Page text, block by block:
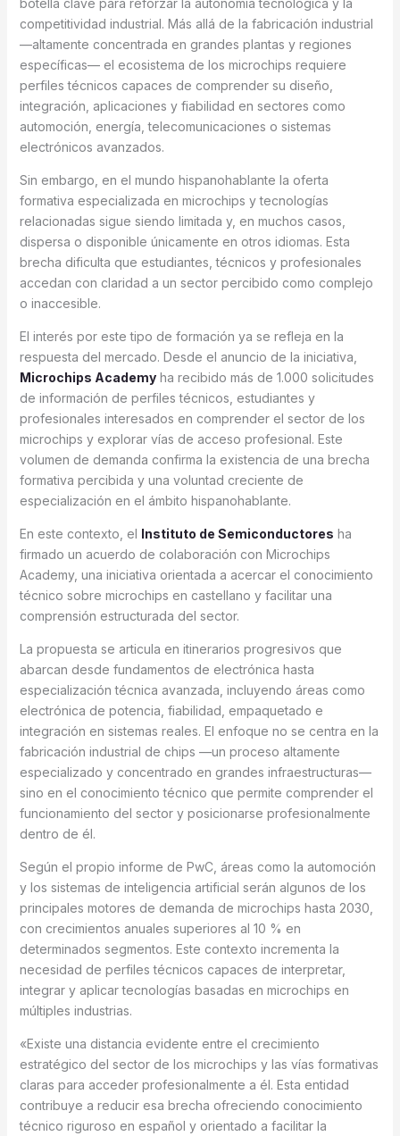
botella clave para reforzar la autonomía tecnológica y la
competitividad industrial. Más allá de la fabricación industrial
—altamente concentrada en grandes plantas y regiones
específicas— el ecosistema de los microchips requiere
perfiles técnicos capaces de comprender su diseño,
integración, aplicaciones y fiabilidad en sectores como
automoción, energía, telecomunicaciones o sistemas
electrónicos avanzados.
Sin embargo, en el mundo hispanohablante la oferta
formativa especializada en microchips y tecnologías
relacionadas sigue siendo limitada y, en muchos casos,
dispersa o disponible únicamente en otros idiomas. Esta
brecha dificulta que estudiantes, técnicos y profesionales
accedan con claridad a un sector percibido como complejo
o inaccesible.
El interés por este tipo de formación ya se refleja en la
respuesta del mercado. Desde el anuncio de la iniciativa,
Microchips Academyha recibido más de 1.000 solicitudes
de información de perfiles técnicos, estudiantes y
profesionales interesados en comprender el sector de los
microchips y explorar vías de acceso profesional. Este
volumen de demanda confirma la existencia de una brecha
formativa percibida y una voluntad creciente de
especialización en el ámbito hispanohablante.
En este contexto, el Instituto de Semiconductores ha
firmado un acuerdo de colaboración con Microchips
Academy, una iniciativa orientada a acercar el conocimiento
técnico sobre microchips en castellano y facilitar una
comprensión estructurada del sector.
La propuesta se articula en itinerarios progresivos que
abarcan desde fundamentos de electrónica hasta
especialización técnica avanzada, incluyendo áreas como
electrónica de potencia, fiabilidad, empaquetado e
integración en sistemas reales. El enfoque no se centra en la
fabricación industrial de chips —un proceso altamente
especializado y concentrado en grandes infraestructuras—
sino en el conocimiento técnico que permite comprender el
funcionamiento del sector y posicionarse profesionalmente
dentro de él.
Según el propio informe de PwC, áreas como la automoción
y los sistemas de inteligencia artificial serán algunos de los
principales motores de demanda de microchips hasta 2030,
con crecimientos anuales superiores al 10 % en
determinados segmentos. Este contexto incrementa la
necesidad de perfiles técnicos capaces de interpretar,
integrar y aplicar tecnologías basadas en microchips en
múltiples industrias.
«Existe una distancia evidente entre el crecimiento
estratégico del sector de los microchips y las vías formativas
claras para acceder profesionalmente a él. Esta entidad
contribuye a reducir esa brecha ofreciendo conocimiento
técnico riguroso en español y orientado a facilitar la